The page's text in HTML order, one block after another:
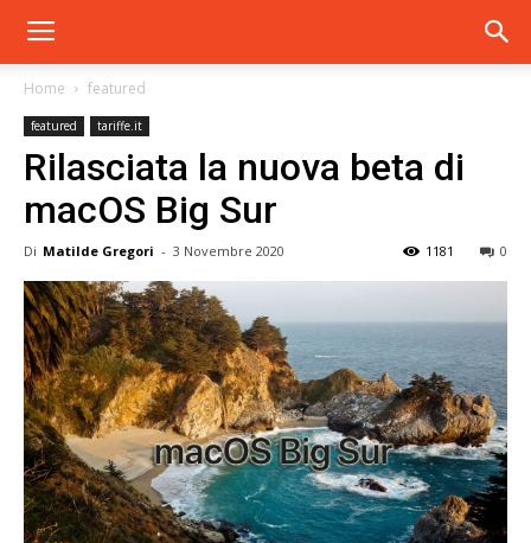
Home featured
featured tariffe.it
Rilasciata la nuova beta di
macOS Big Sur
Di Matilde Gregori - 3 Novembre 2020 0
1181